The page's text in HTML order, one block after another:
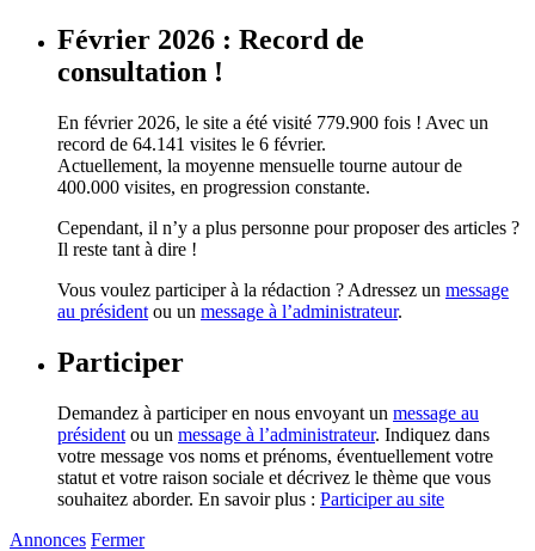
Février 2026 : Record de
consultation !
En février 2026, le site a été visité 779.900 fois ! Avec un
record de 64.141 visites le 6 février.
Actuellement, la moyenne mensuelle tourne autour de
400.000 visites, en progression constante.
Cependant, il n’y a plus personne pour proposer des articles ?
Il reste tant à dire !
Vous voulez participer à la rédaction ? Adressez un message
au président ou un message à l’administrateur.
Participer
Demandez à participer en nous envoyant un message au
président ou un message à l’administrateur. Indiquez dans
votre message vos noms et prénoms, éventuellement votre
statut et votre raison sociale et décrivez le thème que vous
souhaitez aborder. En savoir plus : Participer au site
Annonces Fermer